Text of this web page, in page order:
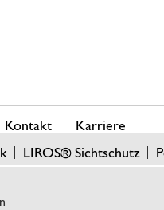
LIROS® Sichtschutz
Kontakt Karriere